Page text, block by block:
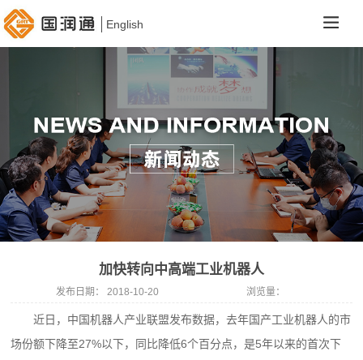
English
加快转向中高端工业机器人
发布日期： 2018-10-20 浏览量：
近日，中国机器人产业联盟发布数据，去年国产工业机器人的市
场份额下降至27%以下，同比降低6个百分点，是5年以来的首次下